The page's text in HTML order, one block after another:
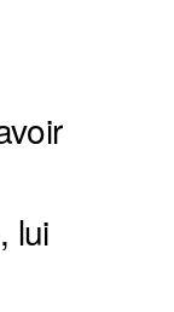
lui